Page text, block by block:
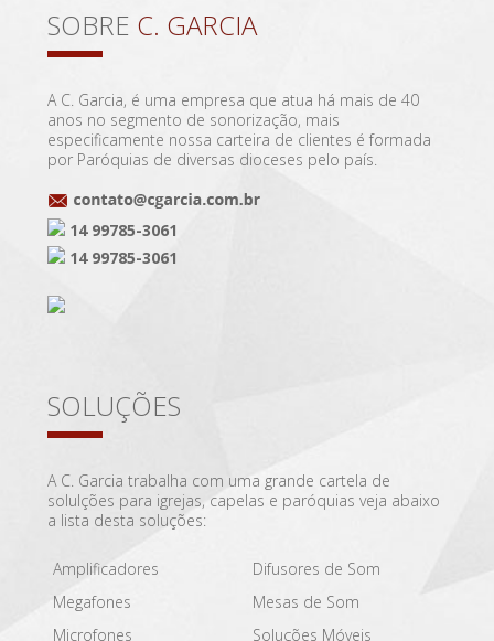
SOBRE C. GARCIA
A C. Garcia, é uma empresa que atua há mais de 40
anos no segmento de sonorização, mais
especificamente nossa carteira de clientes é formada
por Paróquias de diversas dioceses pelo país.
14 99785-3061
14 99785-3061
SOLUÇÕES
A C. Garcia trabalha com uma grande cartela de
solulções para igrejas, capelas e paróquias veja abaixo
a lista desta soluções:
Amplificadores
Difusores de Som
Megafones
Mesas de Som
Microfones
Soluções Móveis